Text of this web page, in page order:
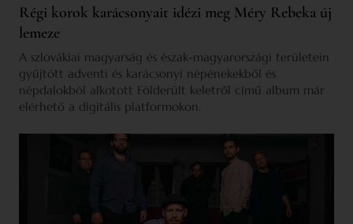
Régi korok karácsonyait idézi meg Méry Rebeka új
lemeze
A szlovákiai magyarság és észak-magyarországi területein
gyűjtött adventi és karácsonyi népénekekből és
népdalokból alkotott Földerült keletről című album már
elérhető a digitális platformokon.